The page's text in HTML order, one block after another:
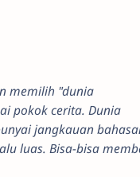
memilih "dunia
pokok cerita. Dunia
jangkauan
luas. Bisa-bisa